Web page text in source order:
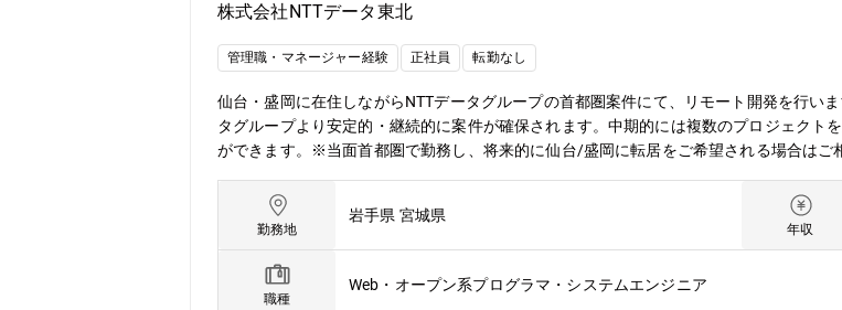
株式会社NTTデータ東北
管理職・マネージャー経験 正社員 転勤なし
仙台・盛岡に在住しながらNTTデータグループの首都圏案件にて、リモート開発を行い
タグループより安定的・継続的に案件が確保されます。中期的には複数のプロジェクト
ができます。※当面首都圏で勤務し、将来的に仙台/盛岡に転居をご希望される場合は
ープから受託する安定的・継続的な案件に仙台や盛岡に居住しながら従事することがで
で、技術者としてのスキルアップやマネージャとしての経験を深めることができます。
者としてのスキルアップやマネージャとしての経験を深めることができます。【プロジ
ーション開発またはインフラ構築にプロジェクトマネージャ、プロジェクトリーダとし
より、上級プロジェクトマネージャ、管理職としてのキャリアアップもできます。■想
勤務地
岩手県 宮城県
年収
職種
Web・オープン系プログラマ・システムエンジニア